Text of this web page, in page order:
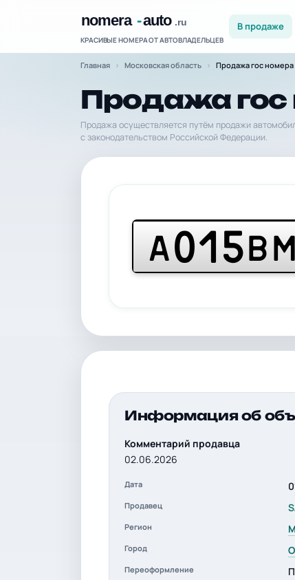
КРАСИВЫЕ НОМЕРА ОТ АВТОВЛАДЕЛЬЦЕВ
В продаже
Главная Московская область Продажа гос
Продажа
Продажа осуществляется путём продажи
с законодательством Российской Федерации.
А015ВМ
Информация об
Комментарий продавца
02.06.2026
Дата
Продавец
Регион
Город
Переоформление